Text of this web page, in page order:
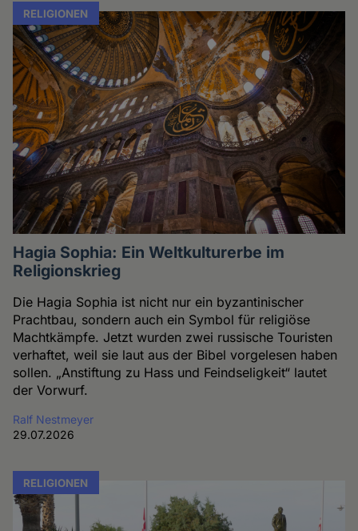
RELIGIONEN
Hagia Sophia: Ein Weltkulturerbe im
Religionskrieg
Die Hagia Sophia ist nicht nur ein byzantinischer
Prachtbau, sondern auch ein Symbol für religiöse
Machtkämpfe. Jetzt wurden zwei russische Touristen
verhaftet, weil sie laut aus der Bibel vorgelesen haben
sollen. „Anstiftung zu Hass und Feindseligkeit“ lautet
der Vorwurf.
Ralf Nestmeyer
29.07.2026
RELIGIONEN